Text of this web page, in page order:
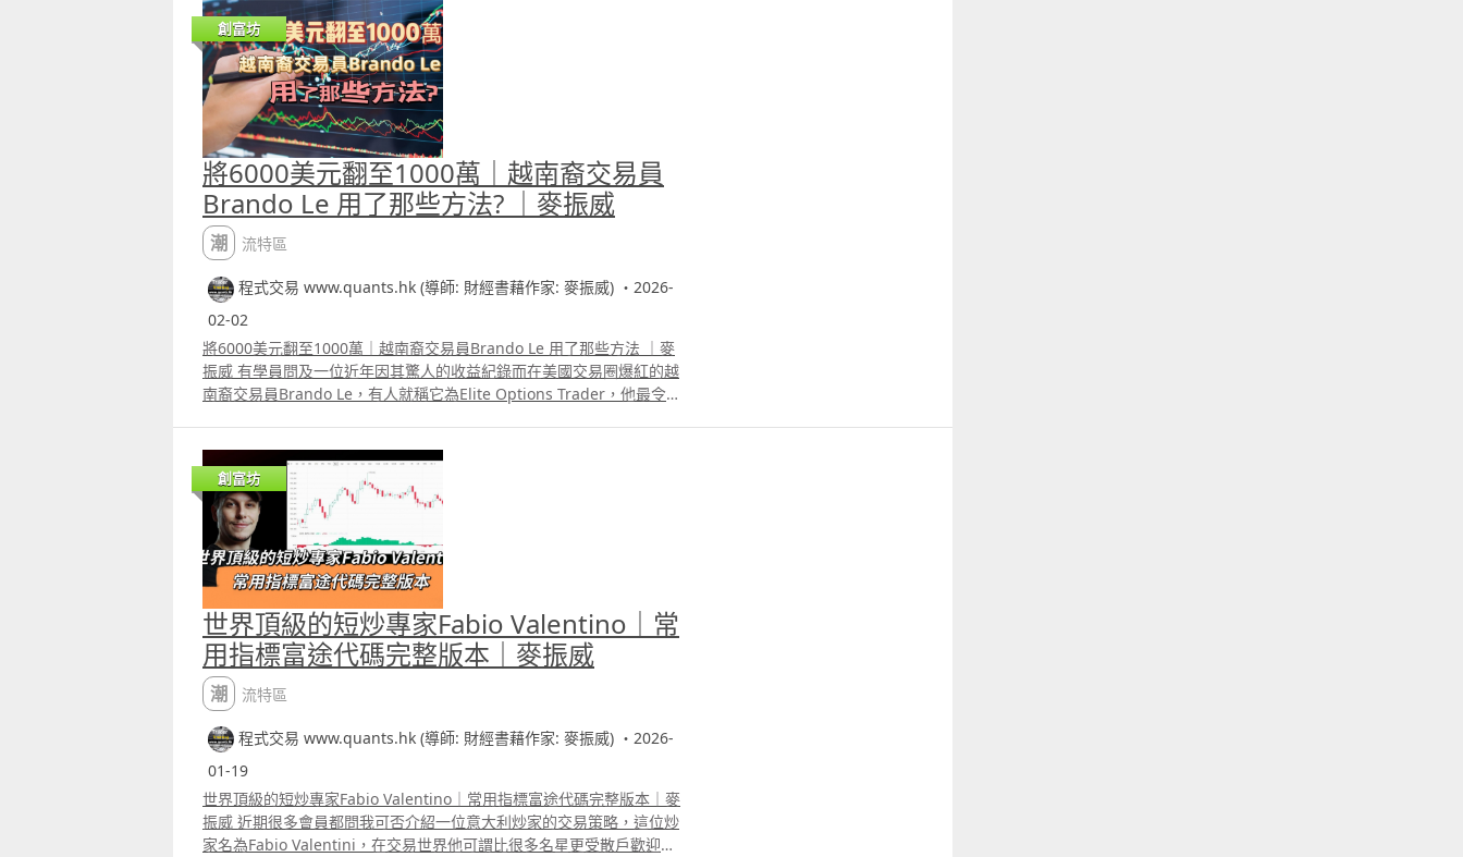
波幅在改變，而所用的參數仍然不變，那根本沒有作用。 SuperTrend
的缺點是在市場窄幅波動時假訊號太多，在市場突然大幅波動時訊號又
滯後。影片介紹了用K Means來優化SuperTrend計算公式中的ATR，
同時在留言區已給了大家相關的代碼。 不過這部份只能作參考，因為只
優化公式中的ATR是不足夠的，代碼只提供給大家學習K Means的寫
法。 真正的改良版需要同時根據即市的波幅優化SuperTrend的
multiplier，在Patreon及YouTube高級會員的片中我們有講解改良的原
理，以及改良版的SuperTrend經已推出，Patreon會員可以選擇使用。
創富坊
將6000美元翻至1000萬｜越南裔交易員
Brando Le 用了那些方法? ｜麥振威
潮流特區
程式交易 www.quants.hk (導師: 財經書藉作家: 麥振威) ・2026-
02-02
將6000美元翻至1000萬｜越南裔交易員Brando Le 用了那些方法 ｜麥
振威 有學員問及一位近年因其驚人的收益紀錄而在美國交易圈爆紅的越
南裔交易員Brando Le，有人就稱它為Elite Options Trader，他最令人
有6,000 美元的帳戶翻到超過 1,000 萬美元。 根據公開資料，他用的策
略其實不太複雜，正如他所說交易策略就是要維持簡單： 1）週線圖找
到支持位，但價格仍在整固 2）等市場出現催化劑立即Long Call 以小
搏大 但怎樣才算是支持位 其實不一定要用一些「齊頭位」當作支持
位，我們可以利用程式建立一個機率模型，當股價跌至不同的價位時，
計算它反彈的機率有多大。Patreon 及YouTube高級會員的影片中，留
創富坊
世界頂級的短炒專家Fabio Valentino｜常
用指標富途代碼完整版本｜麥振威
潮流特區
程式交易 www.quants.hk (導師: 財經書藉作家: 麥振威) ・2026-
01-19
世界頂級的短炒專家Fabio Valentino｜常用指標富途代碼完整版本｜麥
振威 近期很多會員都問我可否介紹一位意大利炒家的交易策略，這位炒
家名為Fabio Valentini，在交易世界他可謂比很多名星更受散戶歡迎，